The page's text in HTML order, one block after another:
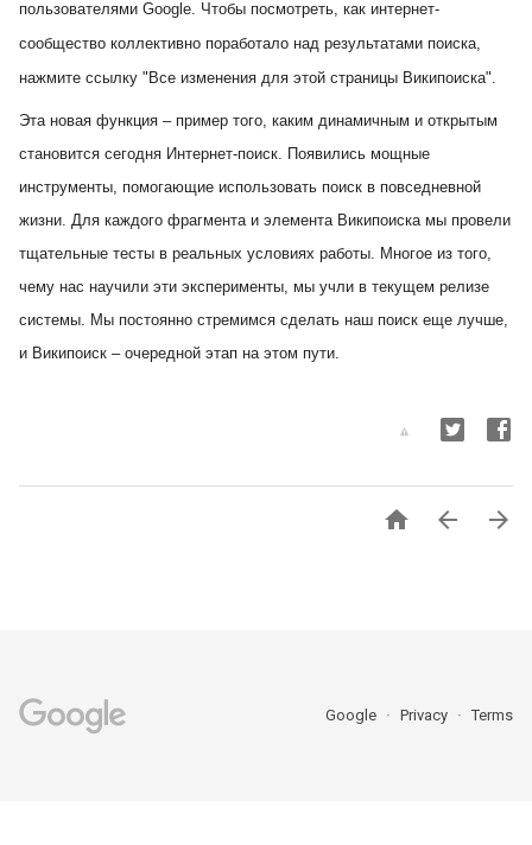
пользователями Google. Чтобы посмотреть, как интернет-
сообщество коллективно поработало над результатами поиска,
нажмите ссылку "Все изменения для этой страницы Википоиска".
Эта новая функция – пример того, каким динамичным и открытым
становится сегодня Интернет-поиск. Появились мощные
инструменты, помогающие использовать поиск в повседневной
жизни. Для каждого фрагмента и элемента Википоиска мы провели
тщательные тесты в реальных условиях работы. Многое из того,
чему нас научили эти эксперименты, мы учли в текущем релизе
системы. Мы постоянно стремимся сделать наш поиск еще лучше,
и Википоиск – очередной этап на этом пути.
  
Google Privacy Terms